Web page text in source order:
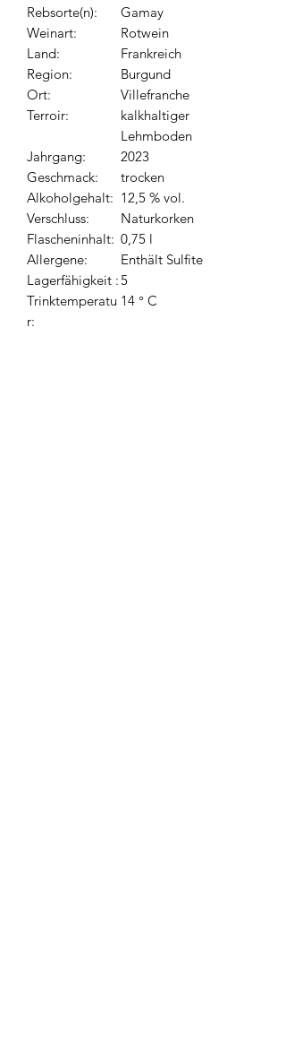
Rebsorte(n):
Gamay
Weinart:
Rotwein
Land:
Frankreich
Region:
Burgund
Ort:
Villefranche
Terroir:
kalkhaltiger
Lehmboden
Jahrgang:
2023
Geschmack:
trocken
Alkoholgehalt: 12,5 % vol.
Verschluss:
Naturkorken
Flascheninhalt: 0,75 l
Allergene:
Enthält Sulfite
Lagerfähigkeit :5
Trinktemperatu
r:
14 ° C